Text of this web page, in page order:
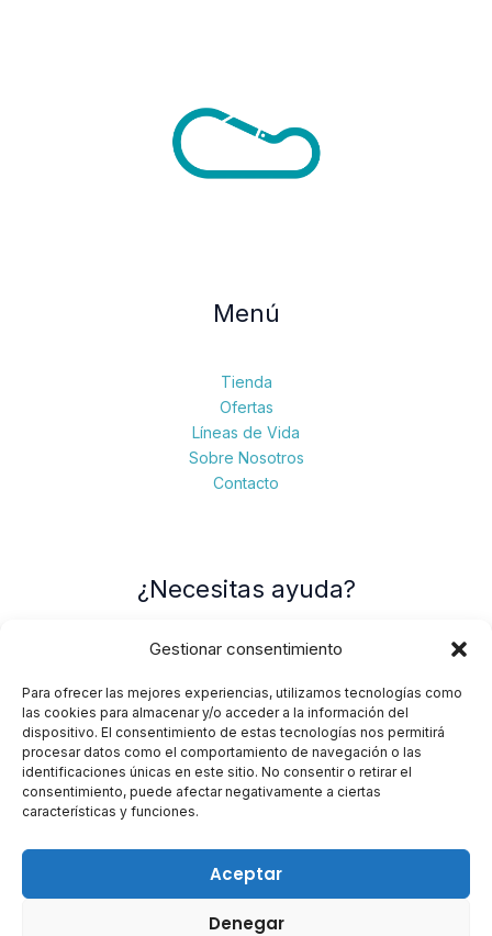
Gestionar consentimiento
Para ofrecer las mejores experiencias, utilizamos tecnologías como
las cookies para almacenar y/o acceder a la información del
dispositivo. El consentimiento de estas tecnologías nos permitirá
procesar datos como el comportamiento de navegación o las
identificaciones únicas en este sitio. No consentir o retirar el
consentimiento, puede afectar negativamente a ciertas
características y funciones.
Aceptar
Denegar
Menú
Tienda
Ofertas
Líneas de Vida
Sobre Nosotros
Contacto
¿Necesitas ayuda?
Contacto
Política de devoluciones
Política de privacidad
Contacto
C/ Cases Noves, 78 – 17200 Palafrugell (Girona)